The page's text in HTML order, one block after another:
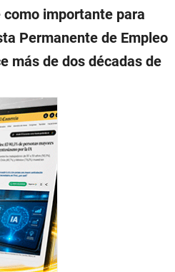
importante para
Permanente de Empleo
más de dos décadas de